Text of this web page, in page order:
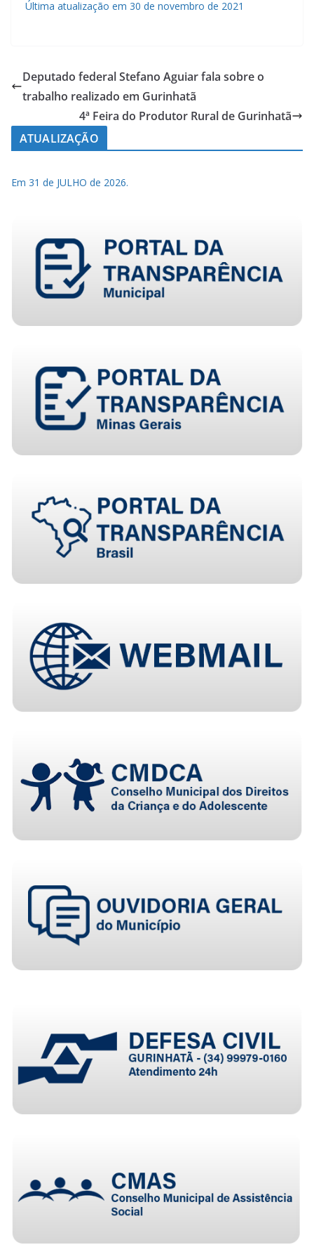
Última atualização em 30 de novembro de 2021
Deputado federal Stefano Aguiar fala sobre o
trabalho realizado em Gurinhatã
4ª Feira do Produtor Rural de Gurinhatã
ATUALIZAÇÃO
Em 31 de JULHO de 2026.